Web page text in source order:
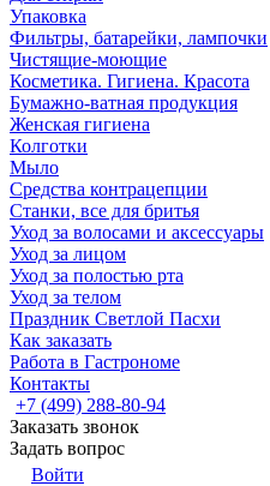
Упаковка
Фильтры, батарейки, лампочки
Чистящие-моющие
Косметика. Гигиена. Красота
Бумажно-ватная продукция
Женская гигиена
Колготки
Мыло
Средства контрацепции
Станки, все для бритья
Уход за волосами и аксессуары
Уход за лицом
Уход за полостью рта
Уход за телом
Праздник Светлой Пасхи
Как заказать
Работа в Гастрономе
Контакты
+7 (499) 288-80-94
Заказать звонок
Задать вопрос
Войти